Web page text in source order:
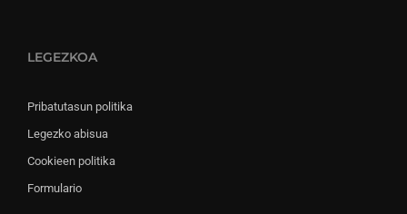
LEGEZKOA
Pribatutasun politika
Legezko abisua
Cookieen politika
Formulario